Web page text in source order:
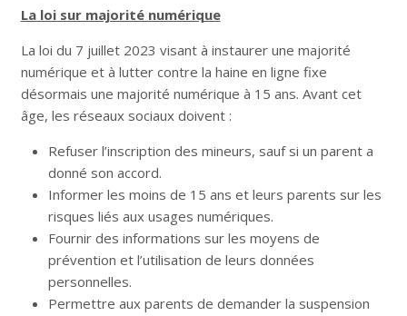
La loi sur majorité numérique
La loi du 7 juillet 2023 visant à instaurer une majorité
numérique et à lutter contre la haine en ligne fixe
désormais une majorité numérique à 15 ans. Avant cet
âge, les réseaux sociaux doivent :
Refuser l’inscription des mineurs, sauf si un parent a
donné son accord.
Informer les moins de 15 ans et leurs parents sur les
risques liés aux usages numériques.
Fournir des informations sur les moyens de
prévention et l’utilisation de leurs données
personnelles.
Permettre aux parents de demander la suspension